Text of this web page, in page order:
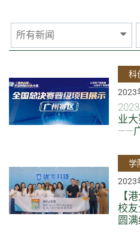
所有新闻
科
2023
业
——
学
2023
【
校
圆